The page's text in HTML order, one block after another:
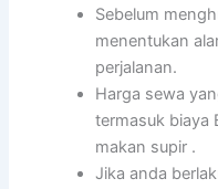
Sebelum
menentukan
perjalanan.
Harga sewa
termasuk biaya
makan supir .
Jika anda